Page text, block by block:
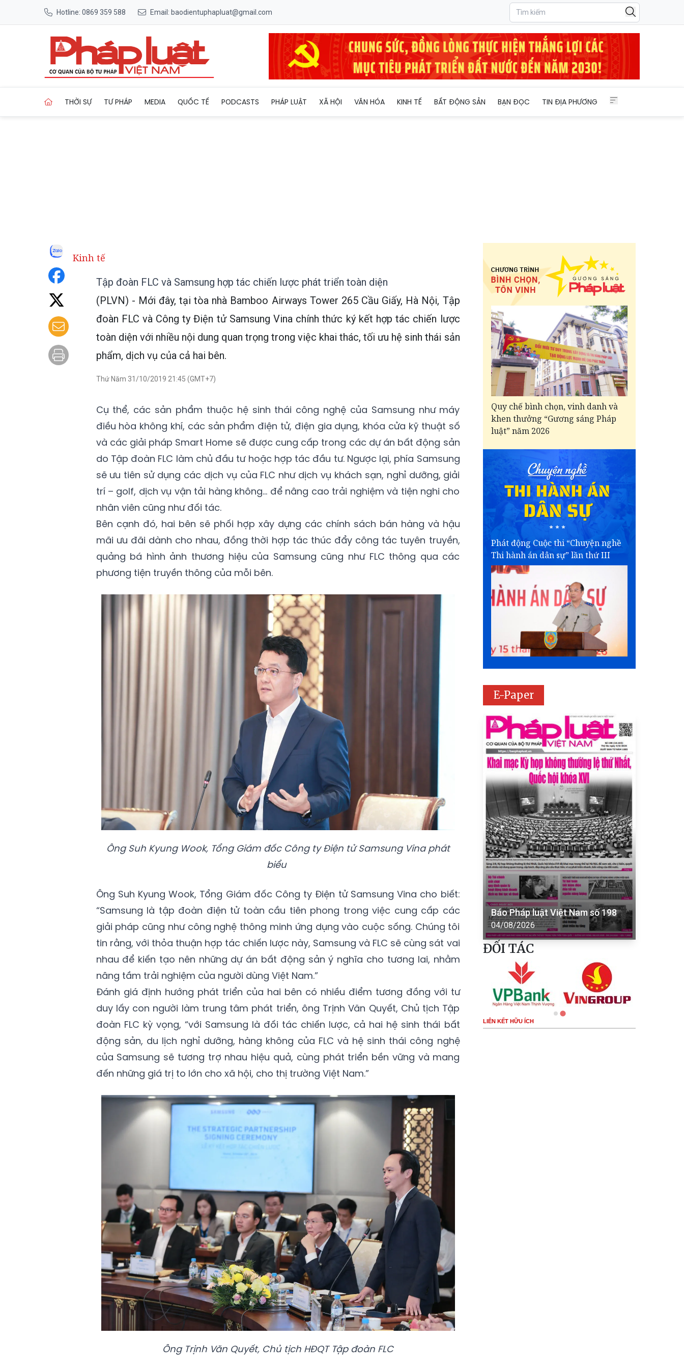
Hotline: 0869 359 588 Email: baodientuphapluat@gmail.com
THỜI SỰ TƯ PHÁP MEDIA QUỐC TẾ PODCASTS PHÁP LUẬT XÃ HỘI VĂN HÓA KINH TẾ BẤT ĐỘNG SẢN BẠN ĐỌC TIN ĐỊA PHƯƠNG
Kinh tế
Tập đoàn FLC và Samsung hợp tác chiến lược phát triển toàn diện
(PLVN) - Mới đây, tại tòa nhà Bamboo Airways Tower 265 Cầu Giấy, Hà Nội, Tập
đoàn FLC và Công ty Điện tử Samsung Vina chính thức ký kết hợp tác chiến lược
toàn diện với nhiều nội dung quan trọng trong việc khai thác, tối ưu hệ sinh thái sản
phẩm, dịch vụ của cả hai bên.
Thứ Năm 31/10/2019 21:45 (GMT+7)
Cụ thể, các sản phẩm thuộc hệ sinh thái công nghệ của Samsung như máy
điều hòa không khí, các sản phẩm điện tử, điện gia dụng, khóa cửa kỹ thuật số
và các giải pháp Smart Home sẽ được cung cấp trong các dự án bất động sản
do Tập đoàn FLC làm chủ đầu tư hoặc hợp tác đầu tư. Ngược lại, phía Samsung
sẽ ưu tiên sử dụng các dịch vụ của FLC như dịch vụ khách sạn, nghỉ dưỡng, giải
trí – golf, dịch vụ vận tải hàng không… để nâng cao trải nghiệm và tiện nghi cho
nhân viên cũng như đối tác.
Bên cạnh đó, hai bên sẽ phối hợp xây dựng các chính sách bán hàng và hậu
mãi ưu đãi dành cho nhau, đồng thời hợp tác thúc đẩy công tác tuyên truyền,
quảng bá hình ảnh thương hiệu của Samsung cũng như FLC thông qua các
phương tiện truyền thông của mỗi bên.
Ông Suh Kyung Wook, Tổng Giám đốc Công ty Điện tử Samsung Vina phát
biểu
Ông Suh Kyung Wook, Tổng Giám đốc Công ty Điện tử Samsung Vina cho biết:
“Samsung là tập đoàn điện tử toàn cầu tiên phong trong việc cung cấp các
giải pháp cũng như công nghệ thông minh ứng dụng vào cuộc sống. Chúng tôi
tin rằng, với thỏa thuận hợp tác chiến lược này, Samsung và FLC sẽ cùng sát vai
nhau để kiến tạo nên những dự án bất động sản ý nghĩa cho tương lai, nhằm
nâng tầm trải nghiệm của người dùng Việt Nam.”
Đánh giá định hướng phát triển của hai bên có nhiều điểm tương đồng với tư
duy lấy con người làm trung tâm phát triển, ông Trịnh Văn Quyết, Chủ tịch Tập
đoàn FLC kỳ vọng, “với Samsung là đối tác chiến lược, cả hai hệ sinh thái bất
động sản, du lịch nghỉ dưỡng, hàng không của FLC và hệ sinh thái công nghệ
của Samsung sẽ tương trợ nhau hiệu quả, cùng phát triển bền vững và mang
đến những giá trị to lớn cho xã hội, cho thị trường Việt Nam.”
Ông Trịnh Văn Quyết, Chủ tịch HĐQT Tập đoàn FLC
Quy chế bình chọn, vinh danh và
khen thưởng “Gương sáng Pháp
luật” năm 2026
Phát động Cuộc thi “Chuyện nghề
Thi hành án dân sự” lần thứ III
E-Paper
Báo Pháp luật Việt Nam số 198
04/08/2026
ĐỐI TÁC
LIÊN KẾT HỮU ÍCH